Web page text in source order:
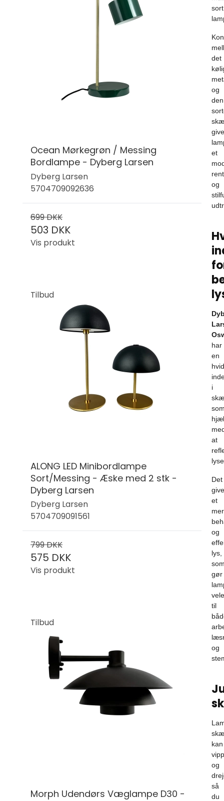
Ocean Mørkegrøn / Messing
Bordlampe - Dyberg Larsen
Dyberg Larsen
5704709092636
699 DKK
503 DKK
Vis produkt
Tilbud
ALONG LED Minibordlampe
Sort/Messing - Æske med 2 stk -
Dyberg Larsen
Dyberg Larsen
5704709091561
799 DKK
575 DKK
Vis produkt
Tilbud
Morph Udendørs Væglampe D30 -
sort
det
og
den
et
rent
og
har
en
hvid
i
at
Det
et
og
lys,
gør
til
og
kan
og
så
du